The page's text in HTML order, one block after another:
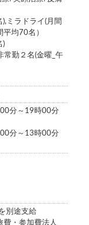
ミラドライ(月間
均70名）
)
常勤２名(金曜_午
分～19時00分
13時00分
別途支給
費・参加費法人